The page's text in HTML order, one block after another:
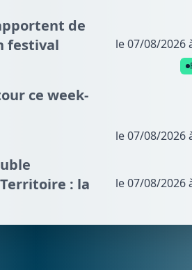
de
festival
le 07/08/2026
ce week-
le 07/08/2026
: la
le 07/08/2026